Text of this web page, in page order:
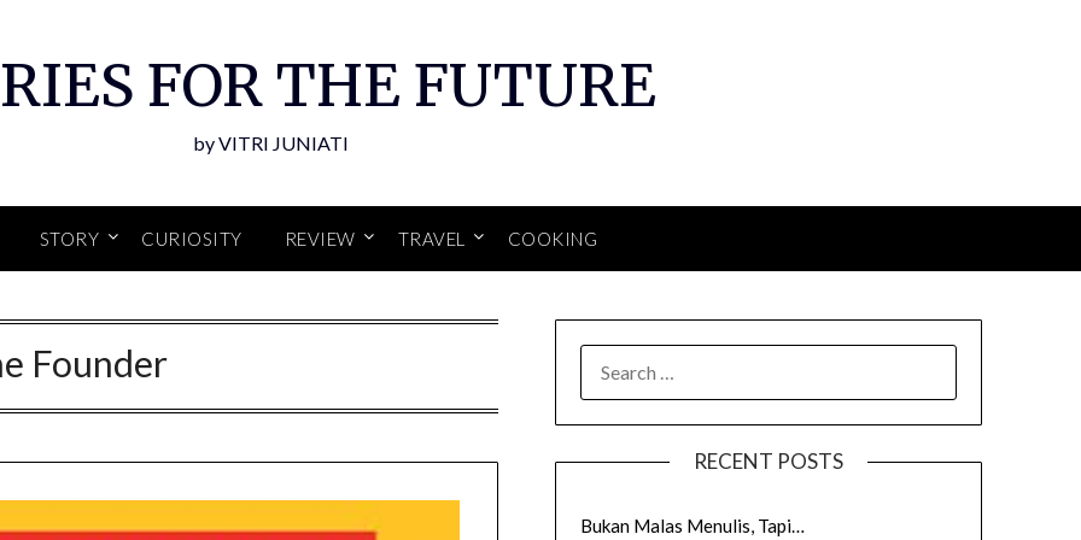
FOR THE FUTURE
by VITRI JUNIATI
STORY CURIOSITY REVIEW TRAVEL COOKING
Founder
FOR:
RECENT POSTS
Bukan Malas Menulis, Tapi…